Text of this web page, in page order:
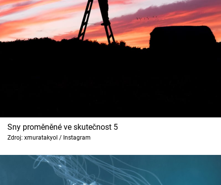
Sny proměněné ve skutečnost 5
Zdroj: xmuratakyol / Instagram